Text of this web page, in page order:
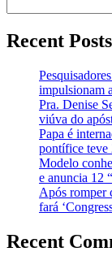
trono
sua
Recent Posts
impulsionam
Pra. Denise
viúva do
Papa é
pontífice teve
Modelo
e anuncia 12
Após romper
fará
Recent